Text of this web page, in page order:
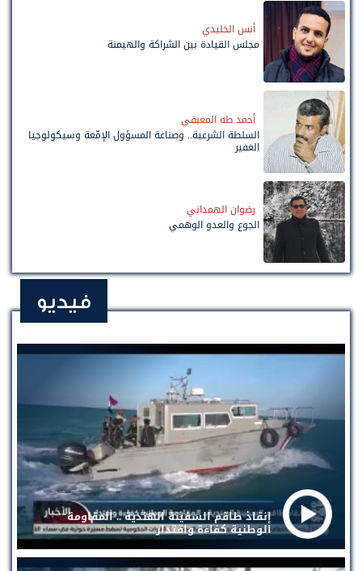
أنس الخليدي
مجلس القيادة بين الشراكة والهيمنة
أحمد طه المعبقي
السلطة الشرعية.. وصناعة المسؤول الإمّعة وسيكولوجيا
الغفير
رضوان الهمداني
الجوع والعدو الوهمي
فيديو
إنقاذ طاقم السفينة الهندية .. المقاومة
الوطنية كفاءة واقتدار